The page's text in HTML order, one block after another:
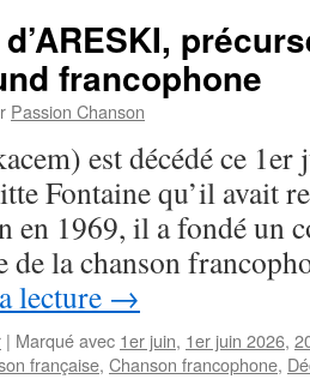
francophone
Passion Chanson
est décédé ce 1er
Fontaine qu’il avait
en 1969, il a fondé un
de la chanson
lecture →
| Marqué avec 1er juin, 1er juin 2026,
française, Chanson francophone,